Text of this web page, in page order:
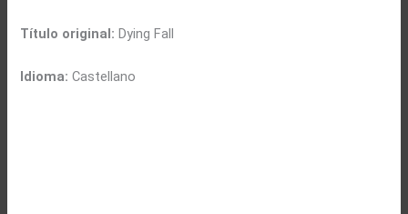
Título original: Dying Fall
Idioma: Castellano